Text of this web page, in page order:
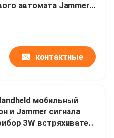
автомата Jammer
27V с
контактные
мобильный
и Jammer сигнала
3W встряхивателя